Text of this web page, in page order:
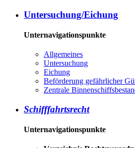
Untersuchung/Eichung
Unternavigationspunkte
Allgemeines
Untersuchung
Eichung
Beförderung gefährlicher
Zentrale
Schifffahrtsrecht
Unternavigationspunkte